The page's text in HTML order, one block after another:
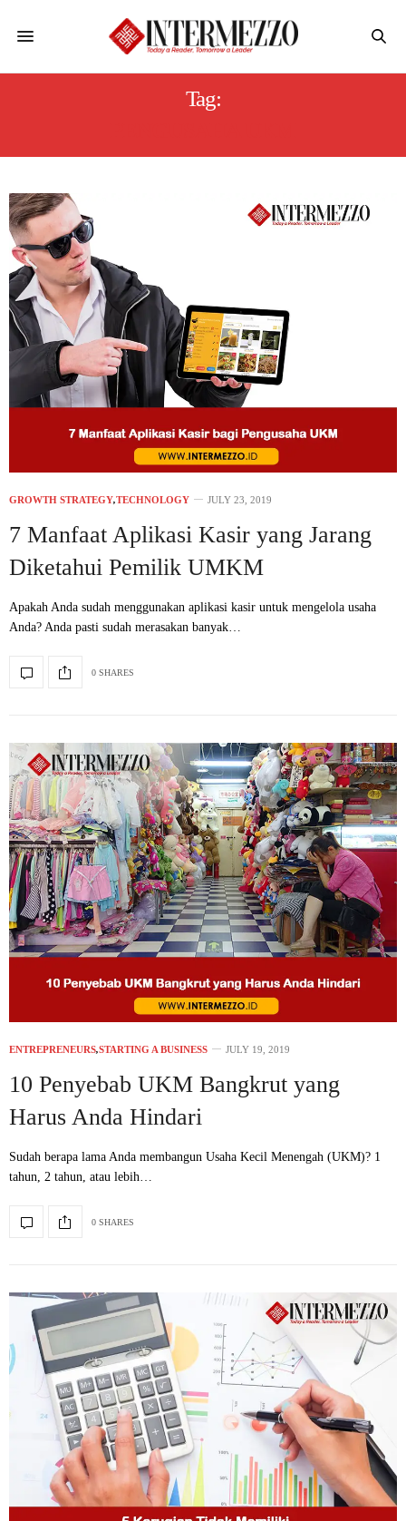
Tag:
GROWTH STRATEGY,TECHNOLOGY JULY 23, 2019
7 Manfaat Aplikasi Kasir yang Jarang
Diketahui Pemilik UMKM
Apakah Anda sudah menggunakan aplikasi kasir untuk mengelola usaha
Anda? Anda pasti sudah merasakan banyak…
0 SHARES
ENTREPRENEURS,STARTING A BUSINESS JULY 19, 2019
10 Penyebab UKM Bangkrut yang
Harus Anda Hindari
Sudah berapa lama Anda membangun Usaha Kecil Menengah (UKM)? 1
tahun, 2 tahun, atau lebih…
0 SHARES